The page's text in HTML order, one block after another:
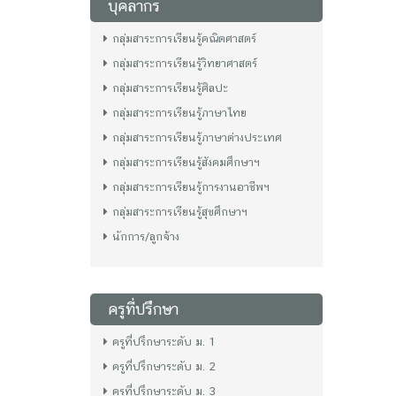
บุคลากร
กลุ่มสาระการเรียนรู้คณิตศาสตร์
กลุ่มสาระการเรียนรู้วิทยาศาสตร์
กลุ่มสาระการเรียนรู้ศิลปะ
กลุ่มสาระการเรียนรู้ภาษาไทย
กลุ่มสาระการเรียนรู้ภาษาต่างประเทศ
กลุ่มสาระการเรียนรู้สังคมศึกษาฯ
กลุ่มสาระการเรียนรู้การงานอาชีพฯ
กลุ่มสาระการเรียนรู้สุขศึกษาฯ
นักการ/ลูกจ้าง
ครูที่ปรึกษา
ครูที่ปรึกษาระดับ ม. 1
ครูที่ปรึกษาระดับ ม. 2
ครูที่ปรึกษาระดับ ม. 3